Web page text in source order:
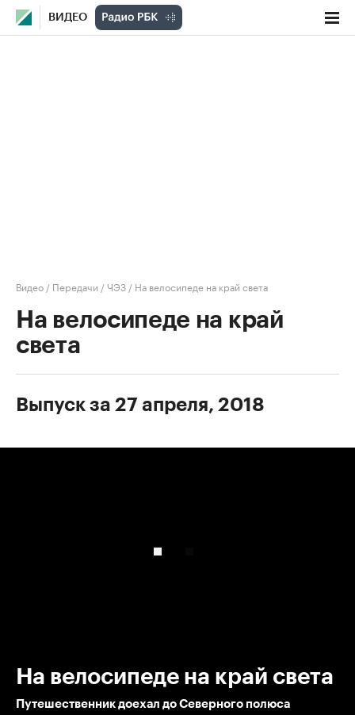
ВИДЕО
Видео / Передачи /ЧЭЗ / На велосипеде на край света
На велосипеде на край
света
Выпуск за 27 апреля, 2018
На велосипеде на край света
Путешественник доехал до Северного полюса